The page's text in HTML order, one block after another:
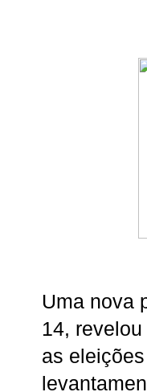
Uma nova
14,
as